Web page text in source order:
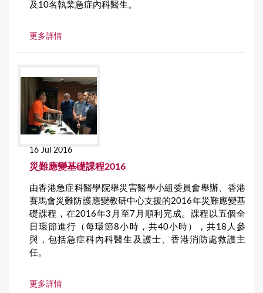
及10名執業急症內科醫生。
更多詳情
16 Jul 2016
災難應變基礎課程2016
由香港急症科醫學院舉災害醫學小組委員會舉辦、香港
賽馬會災難防護應變教研中心支援的2016年災難應變基
礎課程，在2016年3月至7月順利完成。課程以五個全
日環節進行（每環節8小時，共40小時），共18人參
與，包括急症科內科醫生及護士、香港消防處救護主
任。
更多詳情